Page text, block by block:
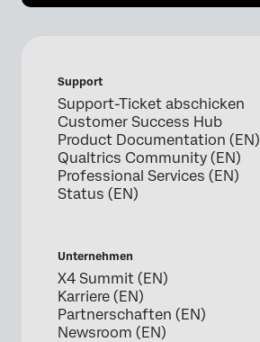
Support
Support-Ticket abschicken
Customer Success Hub
Product Documentation (EN)
Qualtrics Community (EN)
Professional Services (EN)
Status (EN)
Unternehmen
X4 Summit (EN)
Karriere (EN)
Partnerschaften (EN)
Newsroom (EN)